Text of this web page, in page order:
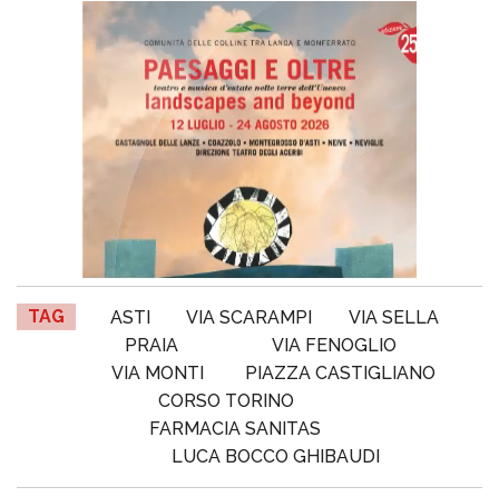
TAG ASTI VIA SCARAMPI
VIA SELLA
PRAIA
VIA FENOGLIO
VIA MONTI
PIAZZA CASTIGLIANO
CORSO TORINO
FARMACIA SANITAS
LUCA BOCCO GHIBAUDI